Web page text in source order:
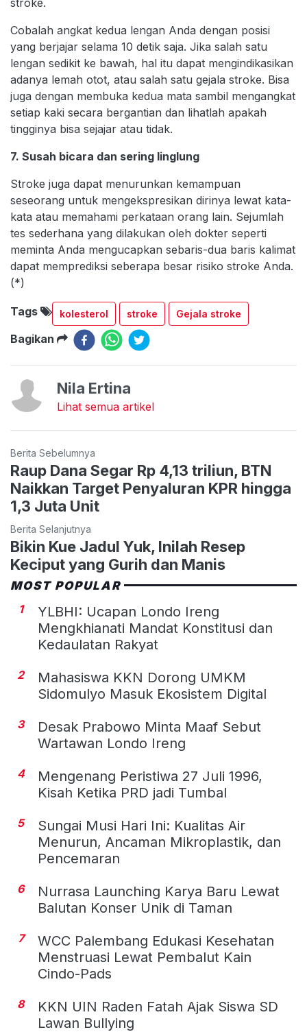
Cobalah angkat kedua lengan Anda dengan posisi
yang berjajar selama 10 detik saja. Jika salah satu
lengan sedikit ke bawah, hal itu dapat mengindikasikan
adanya lemah otot, atau salah satu gejala stroke. Bisa
juga dengan membuka kedua mata sambil mengangkat
setiap kaki secara bergantian dan lihatlah apakah
tingginya bisa sejajar atau tidak.
7. Susah bicara dan sering linglung
Stroke juga dapat menurunkan kemampuan
seseorang untuk mengekspresikan dirinya lewat kata-
kata atau memahami perkataan orang lain. Sejumlah
tes sederhana yang dilakukan oleh dokter seperti
meminta Anda mengucapkan sebaris-dua baris kalimat
dapat memprediksi seberapa besar risiko stroke Anda.
(*)
Tags kolesterol stroke Gejala stroke
Bagikan
Nila Ertina
Lihat semua artikel
Berita Sebelumnya
Raup Dana Segar Rp 4,13 triliun, BTN
Naikkan Target Penyaluran KPR hingga
1,3 Juta Unit
Berita Selanjutnya
Bikin Kue Jadul Yuk, Inilah Resep
Keciput yang Gurih dan Manis
MOST POPULAR
1
YLBHI: Ucapan Londo Ireng
Mengkhianati Mandat Konstitusi dan
Kedaulatan Rakyat
2
Mahasiswa KKN Dorong UMKM
Sidomulyo Masuk Ekosistem Digital
3
Desak Prabowo Minta Maaf Sebut
Wartawan Londo Ireng
4
Mengenang Peristiwa 27 Juli 1996,
Kisah Ketika PRD jadi Tumbal
5
Sungai Musi Hari Ini: Kualitas Air
Menurun, Ancaman Mikroplastik, dan
Pencemaran
6
Nurrasa Launching Karya Baru Lewat
Balutan Konser Unik di Taman
7
WCC Palembang Edukasi Kesehatan
Menstruasi Lewat Pembalut Kain
Cindo-Pads
8
KKN UIN Raden Fatah Ajak Siswa SD
Lawan Bullying